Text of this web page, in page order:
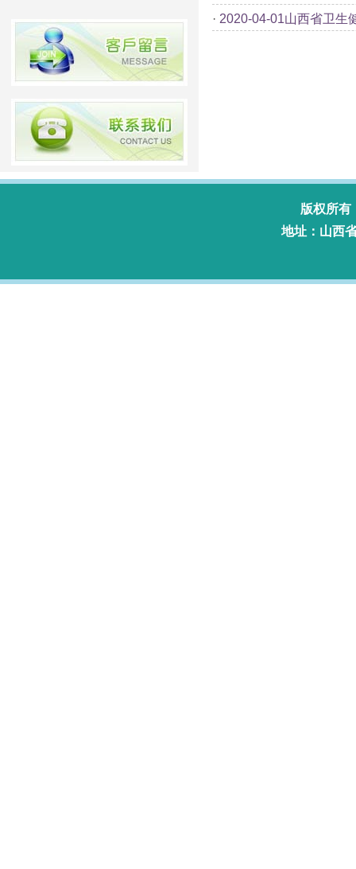
· 2020-04-01山西省卫生
版权所有
地址：山西